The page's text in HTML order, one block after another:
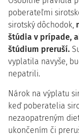
poberateľmi
sirotský dôchodok,
štúdia v prípade,
štúdium preruší.
vyplatila navyše,
nepatrili.
Nárok na výplatu
keď poberatelia
nezaopatreným
ukončením či